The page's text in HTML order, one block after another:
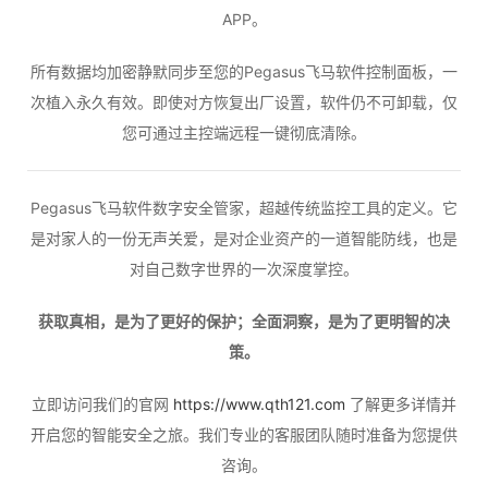
APP。
所有数据均加密静默同步至您的Pegasus飞马软件控制面板，一
次植入永久有效。即使对方恢复出厂设置，软件仍不可卸载，仅
您可通过主控端远程一键彻底清除。
Pegasus飞马软件数字安全管家，超越传统监控工具的定义。它
是对家人的一份无声关爱，是对企业资产的一道智能防线，也是
对自己数字世界的一次深度掌控。
获取真相，是为了更好的保护；全面洞察，是为了更明智的决
策。
立即访问我们的官网 https://www.qth121.com 了解更多详情并
开启您的智能安全之旅。我们专业的客服团队随时准备为您提供
咨询。